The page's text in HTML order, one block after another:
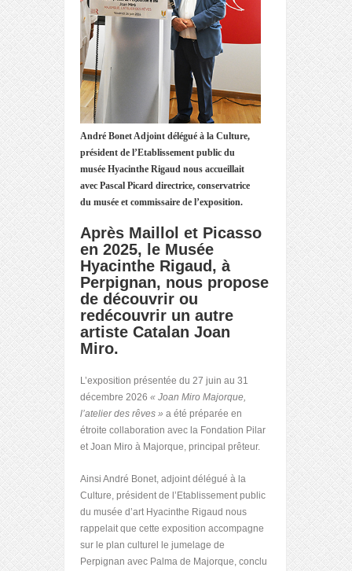
André Bonet Adjoint délégué à la Culture,
président de l’Etablissement public du
musée Hyacinthe Rigaud nous accueillait
avec Pascal Picard directrice, conservatrice
du musée et commissaire de l’exposition.
Après Maillol et Picasso
en 2025, le Musée
Hyacinthe Rigaud, à
Perpignan, nous propose
de découvrir ou
redécouvrir un autre
artiste Catalan Joan
Miro.
L’exposition présentée du 27 juin au 31
décembre 2026 « Joan Miro Majorque,
l’atelier des rêves » a été préparée en
étroite collaboration avec la Fondation Pilar
et Joan Miro à Majorque, principal prêteur.
Ainsi André Bonet, adjoint délégué à la
Culture, président de l’Etablissement public
du musée d’art Hyacinthe Rigaud nous
rappelait que cette exposition accompagne
sur le plan culturel le jumelage de
Perpignan avec Palma de Majorque, conclu